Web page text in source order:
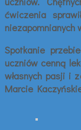
ćwiczenia
niezapomnianych
Spotkanie
uczniów cenną
własnych pasji i
Marcie